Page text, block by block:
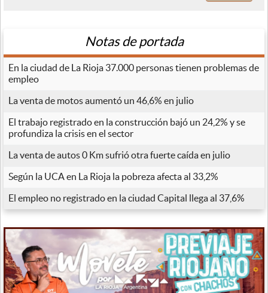
Notas de portada
En la ciudad de La Rioja 37.000 personas tienen problemas de
empleo
La venta de motos aumentó un 46,6% en julio
El trabajo registrado en la construcción bajó un 24,2% y se
profundiza la crisis en el sector
La venta de autos 0 Km sufrió otra fuerte caída en julio
Según la UCA en La Rioja la pobreza afecta al 33,2%
El empleo no registrado en la ciudad Capital llega al 37,6%